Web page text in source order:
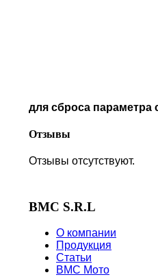
TVS
для сброса
Отзывы
Отзывы отсутствуют.
BMC S.R.L
О компании
Продукция
Статьи
BMC Мото